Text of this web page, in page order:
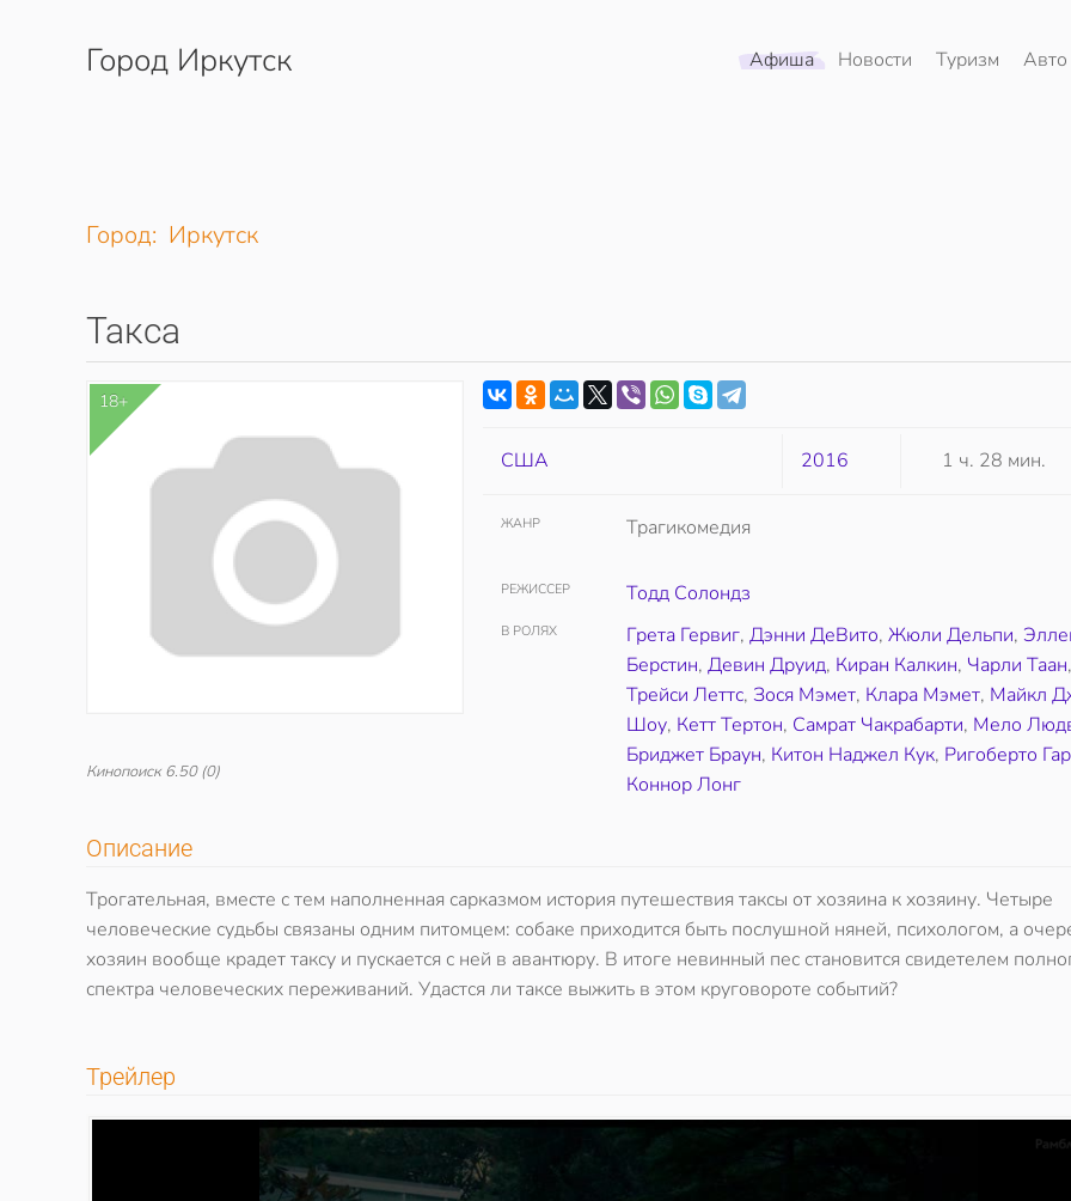
Перейти к содержимому
Город Иркутск Афиша Новости Туризм Авто
Город: Иркутск
Такса
18+
Кинопоиск 6.50(0)
США 2016 1 ч. 28 мин.
ЖАНР Трагикомедия
РЕЖИССЕР Тодд Солондз
В РОЛЯХ Грета Гервиг,Дэнни ДеВито,Жюли Дельпи,
Берстин,Девин Друид, Киран Калкин, Чарли Таан,
Трейси Леттс,Зося Мэмет, Клара Мэмет, Майкл
Шоу, Кетт Тертон, Самрат Чакрабарти, Мело
Бриджет Браун, Китон Наджел Кук, Ригоберто
Коннор Лонг
Описание
Трогательная, вместе с тем наполненная сарказмом история путешествия таксы от хозяина к хозяину. Четыре
человеческие судьбы связаны одним питомцем: собаке приходится быть послушной няней, психологом, а
хозяин вообще крадет таксу и пускается с ней в авантюру. В итоге невинный пес становится свидетелем
спектра человеческих переживаний. Удастся ли таксе выжить в этом круговороте событий?
Трейлер